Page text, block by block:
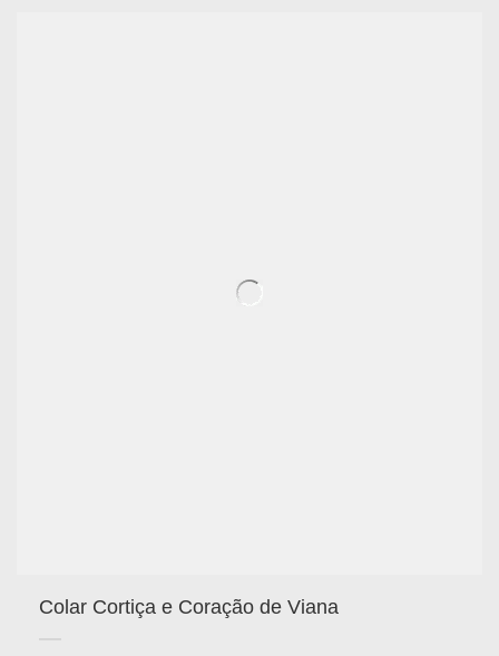
Colar Cortiça e Coração de Viana